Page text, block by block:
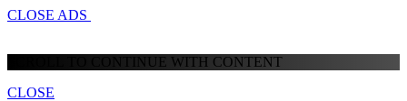
CLOSE ADS
SCROLL TO CONTINUE WITH CONTENT
CLOSE